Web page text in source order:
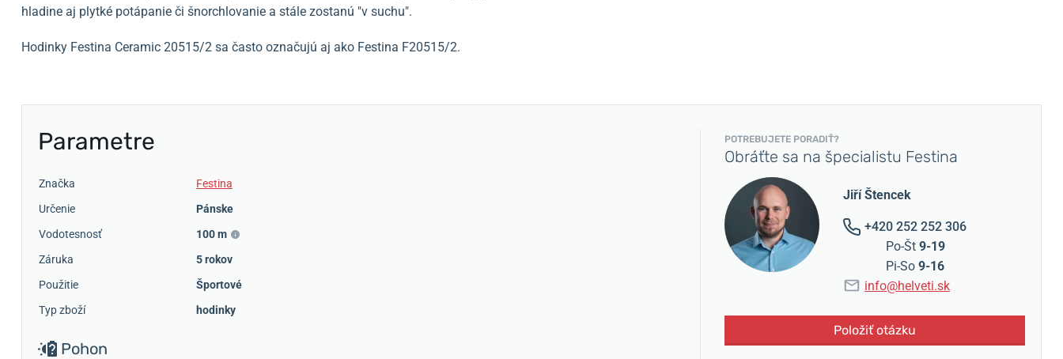
hladine aj plytké potápanie či šnorchlovanie a stále zostanú "v suchu".
Hodinky Festina Ceramic 20515/2 sa často označujú aj ako Festina F20515/2.
Parametre
Značka
Festina
Určenie
Pánske
Vodotesnosť
100 m
Záruka
5 rokov
Použitie
Športové
Typ zboží
hodinky
Pohon
POTREBUJETE PORADIŤ?
Obráťte sa na špecialistu Festina
Jiří Štencek
+420 252 252 306
Po-Št 9-19
Pi-So 9-16
info@helveti.sk
Položiť otázku